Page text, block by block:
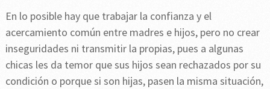
En lo posible hay que trabajar la confianza y el
acercamiento común entre madres e hijos, pero no crear
inseguridades ni transmitir la propias, pues a algunas
chicas les da temor que sus hijos sean rechazados por su
condición o porque si son hijas, pasen la misma situación,